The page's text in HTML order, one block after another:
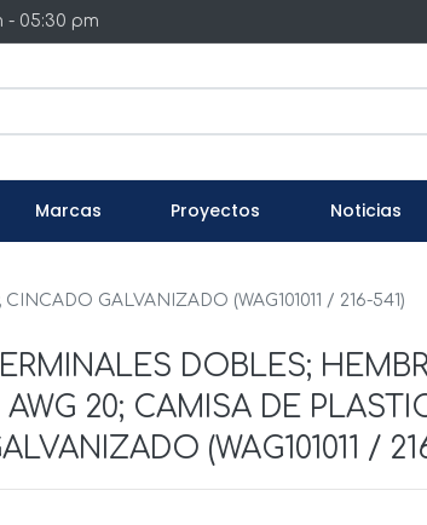
- 05:30 pm
Marcas Proyectos Noticias
GALVANIZADO (WAG101011 / 216-541)
DOBLES;
AWG 20; CAMISA DE
(WAG101011 /